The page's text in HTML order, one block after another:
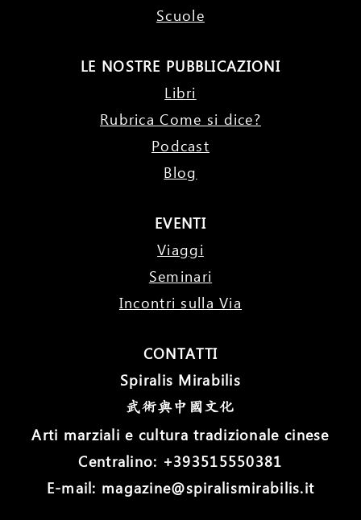
Scuole
LE NOSTRE PUBBLICAZIONI
Libri
Rubrica Come si dice?
Podcast
Blog
EVENTI
Viaggi
Seminari
Incontri sulla Via
CONTATTI
Spiralis Mirabilis
武術與中國文化
Arti marziali e cultura tradizionale cinese
Centralino: +393515550381
E-mail: magazine@spiralismirabilis.it